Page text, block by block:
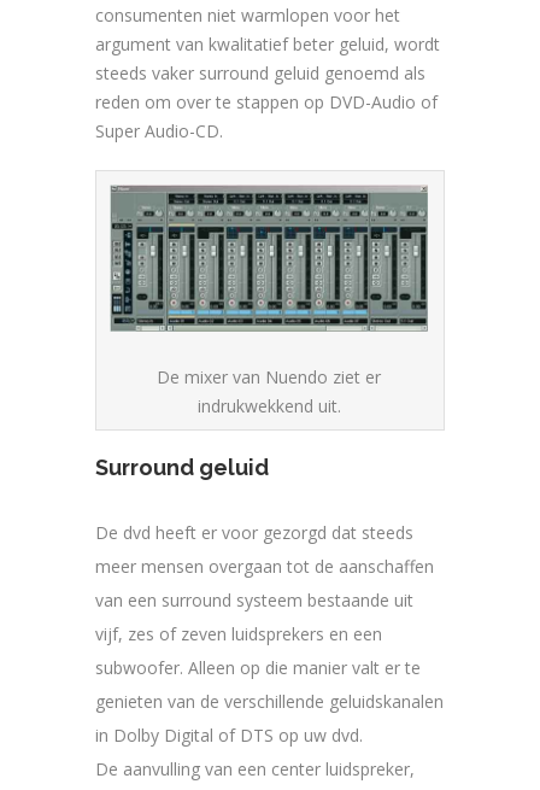
consumenten niet warmlopen voor het
argument van kwalitatief beter geluid, wordt
steeds vaker surround geluid genoemd als
reden om over te stappen op DVD-Audio of
Super Audio-CD.
De mixer van Nuendo ziet er
indrukwekkend uit.
Surround geluid
De dvd heeft er voor gezorgd dat steeds
meer mensen overgaan tot de aanschaffen
van een surround systeem bestaande uit
vijf, zes of zeven luidsprekers en een
subwoofer. Alleen op die manier valt er te
genieten van de verschillende geluidskanalen
in Dolby Digital of DTS op uw dvd.
De aanvulling van een center luidspreker,